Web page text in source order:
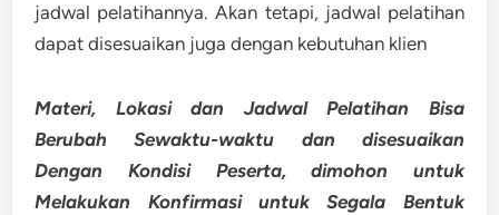
jadwal pelatihannya. Akan tetapi, jadwal pelatihan
dapat disesuaikan juga dengan kebutuhan klien
Materi, Lokasi dan Jadwal Pelatihan Bisa
Berubah Sewaktu-waktu dan disesuaikan
Dengan Kondisi Peserta, dimohon untuk
Melakukan Konfirmasi untuk Segala Bentuk